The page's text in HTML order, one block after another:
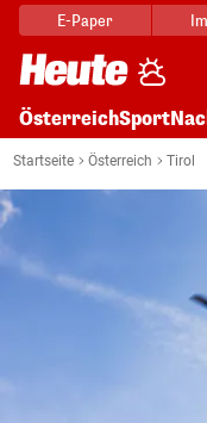
E-Paper
ÖsterreichSport
Startseite Österreich Tirol